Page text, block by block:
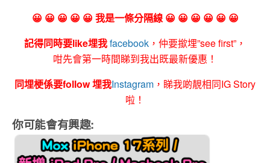
😀 😀 😀 😀 😀 我是一條分隔線 😀 😀 😀 😀 😀 😀
記得同時要like埋我facebook ，仲要撳埋”see first”，
咁先會第一時間睇到我出既最新優惠！
同埋梗係要follow 埋我Instagram ，睇我啲靚相同IG Story
啦！
你可能會有興趣: